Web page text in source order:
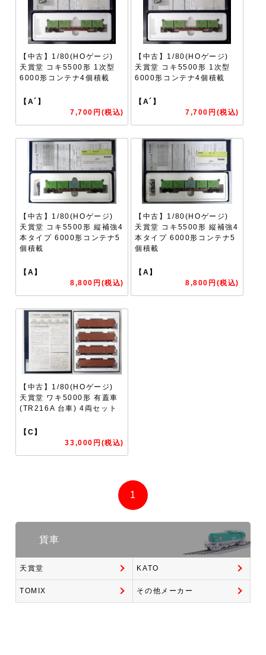
【中古】1/80(HOゲージ)
天賞堂 コキ5500形 1次型
6000形コンテナ4個積載
【A´】
7,700円(税込)
【中古】1/80(HOゲージ)
天賞堂 コキ5500形 1次型
6000形コンテナ4個積載
【A´】
7,700円(税込)
【中古】1/80(HOゲージ)
天賞堂 コキ5500形 縦補強4
本タイプ 6000形コンテナ5
個積載
【A】
8,800円(税込)
【中古】1/80(HOゲージ)
天賞堂 コキ5500形 縦補強4
本タイプ 6000形コンテナ5
個積載
【A】
8,800円(税込)
【中古】1/80(HOゲージ)
天賞堂 ワキ5000形 有蓋車
(TR216A 台車) 4両セット
【C】
33,000円(税込)
1
貨車
天賞堂 KATO
TOMIX その他メーカー